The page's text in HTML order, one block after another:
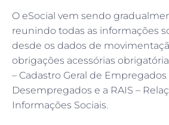
O eSocial vem sendo
reunindo todas as informações
desde os dados de
obrigações acessórias
– Cadastro Geral de Empregados
Desempregados e a RAIS –
Informações Sociais.